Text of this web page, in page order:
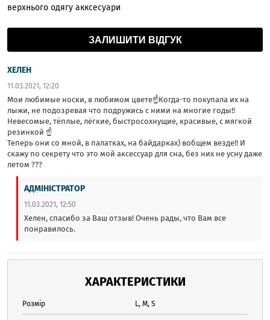
верхнього одягу акксесуари
ЗАЛИШИТИ ВІДГУК
ХЕЛЕН
11.03.2021, 12:20
Мои любимые носки, в любимом цвете☝️Когда-то покупала их на
лыжи, не подозревая что подружись с ними на многие годы!!
Невесомые, тёплые, лёгкие, быстросохнущие, красивые, с мягкой
резинкой ☝️
Теперь они со мной, в палатках, на байдарках) вобщем везде!! И
скажу по секрету что это мой аксессуар для сна, без них не усну даже
летом ???
АДМІНІСТРАТОР
11.03.2021, 12:50
Хелен, спасибо за Ваш отзыв! Очень рады, что Вам все
понравилось.
ХАРАКТЕРИСТИКИ
Розмір L, M, S